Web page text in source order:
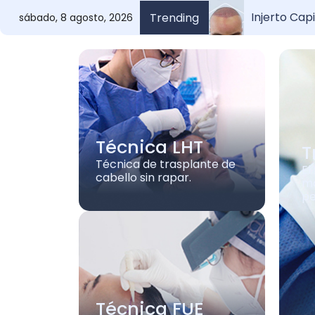
sábado, 8 agosto, 2026 Trending Inje
Grados de
Estas son
Técnica LHT
Técnica de trasplante de
cabello sin rapar.
Técnica FUE